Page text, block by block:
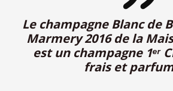
Le champagne Blanc de
Marmery 2016 de la
est un champagne 1ᵉʳ
frais et